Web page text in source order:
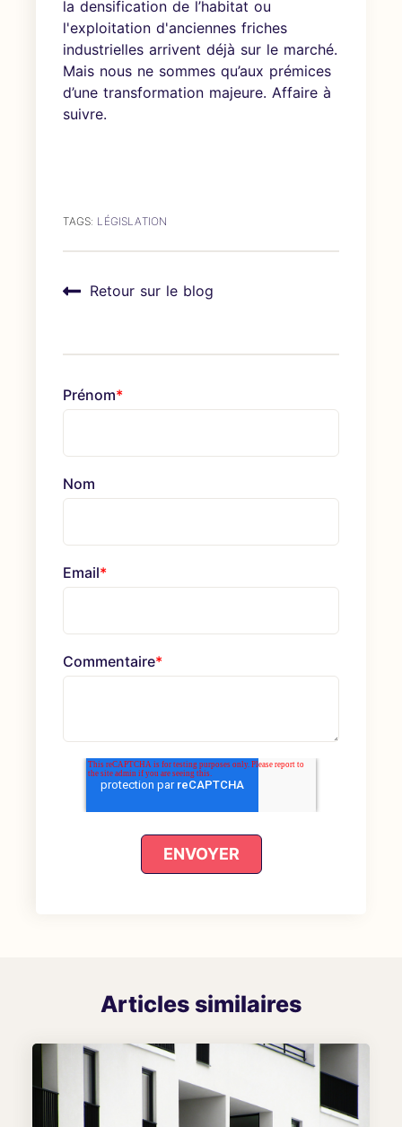
la densification de l’habitat ou
l'exploitation d'anciennes friches
industrielles arrivent déjà sur le marché.
Mais nous ne sommes qu’aux prémices
d’une transformation majeure. Affaire à
suivre.
TAGS: LÉGISLATION
Retour sur le blog
Prénom*
Nom
Email*
Commentaire*
Articles similaires